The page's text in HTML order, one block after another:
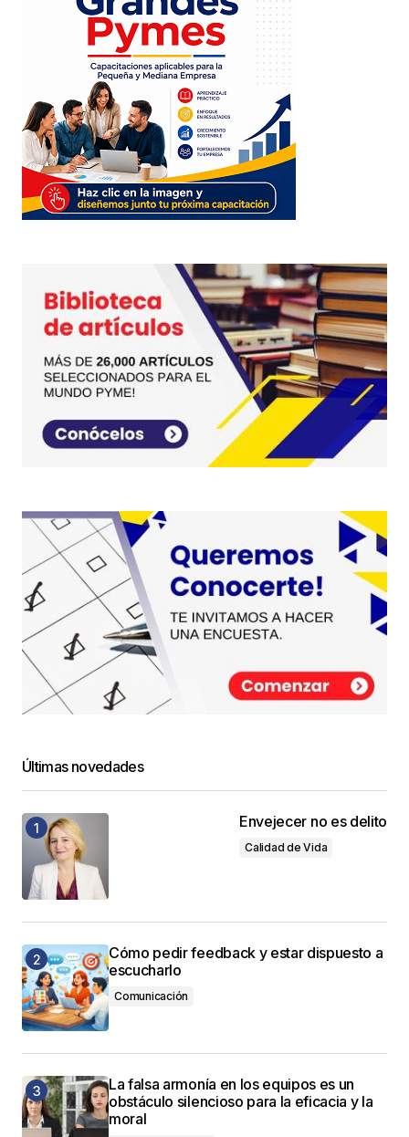
jcvalda
24 junio, 2009 at 6:22 pm
Responder
Tu dirección de correo electrónico no será
publicada. Los campos obligatorios están
marcados con*
Your Name*
Your E-mail*
Este sitio esta protegido por
reCAPTCHA y laPolítica de
privacidady losTérminos del servicio
de Googlese aplican.
Enviar Comentario
Últimas novedades
Envejecer no es delito
Calidad de Vida
Cómo pedir feedback y estar dispuesto a
escucharlo
Comunicación
La falsa armonía en los equipos es un
obstáculo silencioso para la eficacia y la
moral